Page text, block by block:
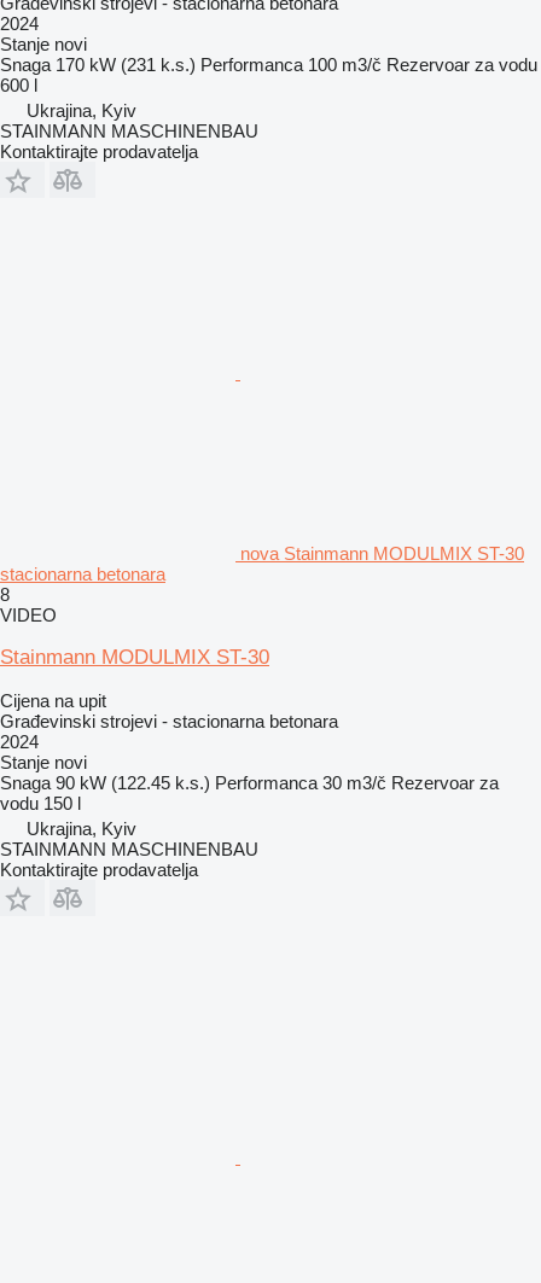
2024
Stanje novi
Snaga 170 kW (231 k.s.) Performanca 100 m3/č Rezervoar za vodu
600 l
Ukrajina, Kyiv
STAINMANN MASCHINENBAU
Kontaktirajte prodavatelja
nova Stainmann MODULMIX ST-30
stacionarna betonara
8
VIDEO
Stainmann MODULMIX ST-30
Cijena na upit
Građevinski strojevi - stacionarna betonara
2024
Stanje novi
Snaga 90 kW (122.45 k.s.) Performanca 30 m3/č Rezervoar za
vodu 150 l
Ukrajina, Kyiv
STAINMANN MASCHINENBAU
Kontaktirajte prodavatelja